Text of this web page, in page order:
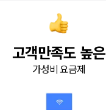
고객만족도 높은
가성비 요금제